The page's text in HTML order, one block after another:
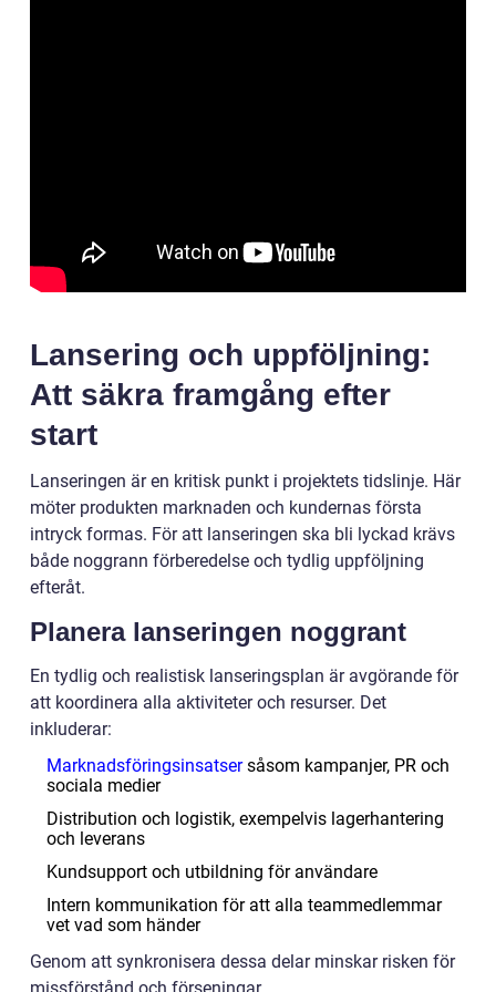
Lansering och uppföljning:
Att säkra framgång efter
start
Lanseringen är en kritisk punkt i projektets tidslinje. Här
möter produkten marknaden och kundernas första
intryck formas. För att lanseringen ska bli lyckad krävs
både noggrann förberedelse och tydlig uppföljning
efteråt.
Planera lanseringen noggrant
En tydlig och realistisk lanseringsplan är avgörande för
att koordinera alla aktiviteter och resurser. Det
inkluderar:
Marknadsföringsinsatsersåsom kampanjer, PR och
sociala medier
Distribution och logistik, exempelvis lagerhantering
och leverans
Kundsupport och utbildning för användare
Intern kommunikation för att alla teammedlemmar
vet vad som händer
Genom att synkronisera dessa delar minskar risken för